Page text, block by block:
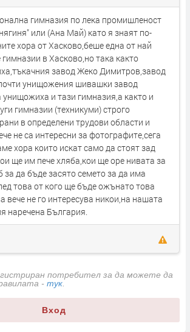
гимназия по лека промишленост
или (Ана Май) като я знаят по-
хора от Хасково,беше една от най
гимназии в Хасково,но така както
завод Жеко Димитров,завод
унищожения шивашки завод
и тази гимназия,а както и
гимназии (техникуми) строго
в определени трудови области и
не са интересни за фотографите,сега
хора които искат само да стоят зад
ще им пече хляба,кои ще оре нивата за
за да бъде засято семето за да има
това от кого ще бъде ожънато това
вече не го интересува никои,на нашата
наречена България.
потребител за да можете да
- тук
Вход